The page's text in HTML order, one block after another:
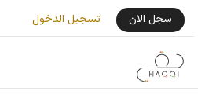
تجاوز إلى المحتوى الرئيسي
User Login Menu
سجل الان تسجيل الدخول